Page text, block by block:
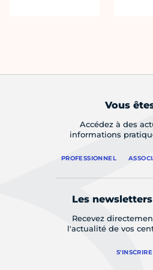
Vous
Accédez à des
informations
PROFESSIONNEL
Les
Recevez
l'actualité de vos
S'INSCRIRE